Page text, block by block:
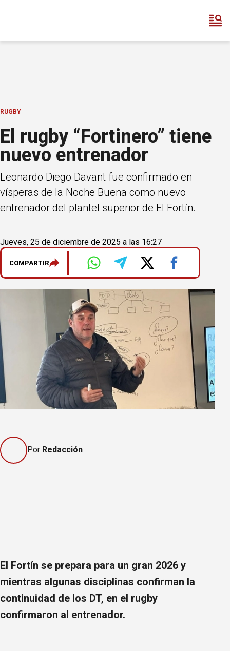
RUGBY
El rugby “Fortinero” tiene
nuevo entrenador
Leonardo Diego Davant fue confirmado en
vísperas de la Noche Buena como nuevo
entrenador del plantel superior de El Fortín.
Jueves, 25 de diciembre de 2025 a las 16:27
COMPARTIR
Por Redacción
El Fortín se prepara para un gran 2026 y
mientras algunas disciplinas confirman la
continuidad de los DT, en el rugby
confirmaron al entrenador.